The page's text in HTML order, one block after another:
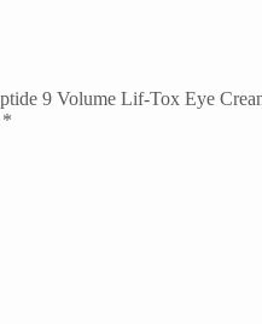
9 Volume Lif-Tox Eye
*